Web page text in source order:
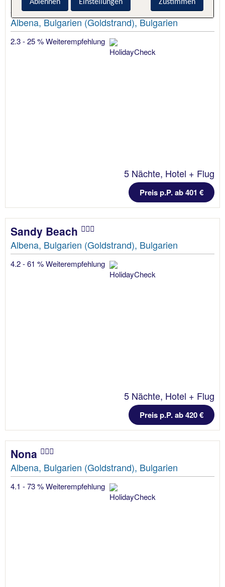
Arabella Beach Hotel
Albena, Bulgarien (Goldstrand), Bulgarien
2.3 - 25 % Weiterempfehlung
5 Nächte, Hotel + Flug
Preis p.P. ab 401 €
Sandy Beach
Albena, Bulgarien (Goldstrand), Bulgarien
4.2 - 61 % Weiterempfehlung
5 Nächte, Hotel + Flug
Preis p.P. ab 420 €
Nona
Albena, Bulgarien (Goldstrand), Bulgarien
4.1 - 73 % Weiterempfehlung
Zustimmen
Ablehnen Einstellungen